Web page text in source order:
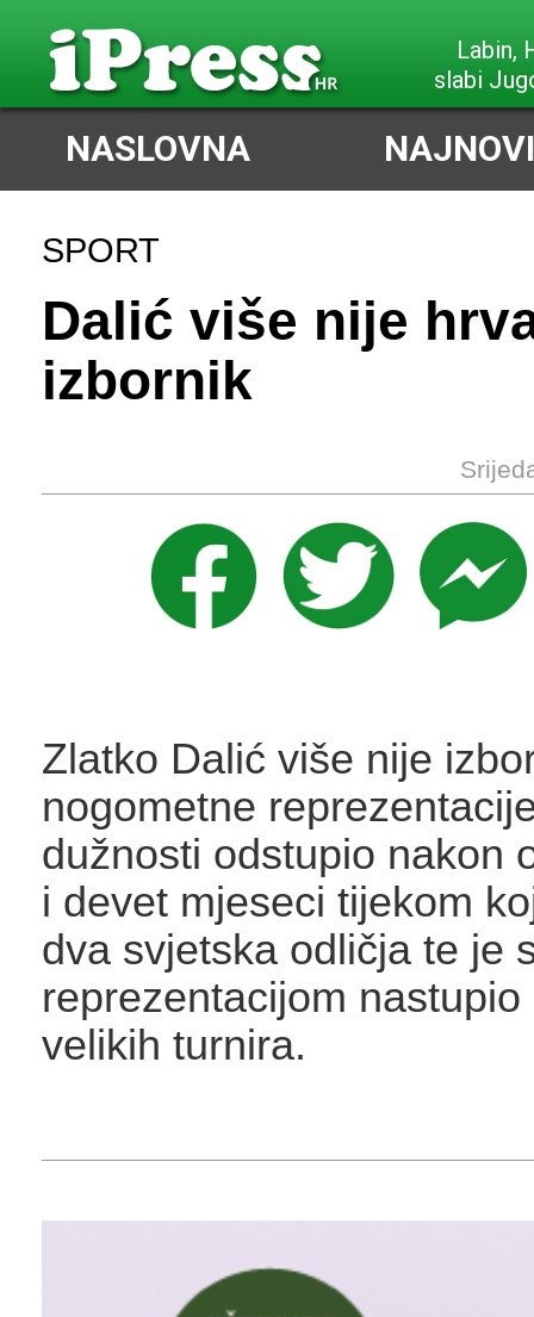
Labin,
slabi
NASLOVNA
SPORT
Dalić više nije
izbornik
Zlatko Dalić više nije
nogometne
dužnosti odstupio nakon
i devet mjeseci tijekom
dva svjetska odličja te je
reprezentacijom nastupio
velikih turnira.